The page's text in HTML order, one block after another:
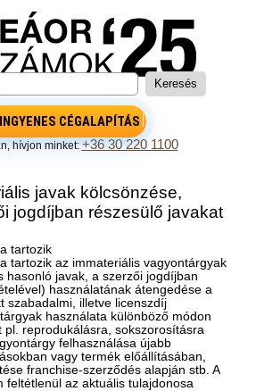
INGYENES CÉGALAPÍTÁS
hívjon minket: +36 30 220 1100
javak kölcsönzése,
jogdíjban részesülő javakat
tartozik
tartozik az immateriális vagyontárgyak
hasonló javak, a szerzői jogdíjban
használatának átengedése a
szabadalmi, illetve licenszdíj
használata különböző módon
pl. reprodukálásra, sokszorosításra
felhasználása újabb
vagy termék előállításában,
franchise-szerződés alapján stb. A
feltétlenül az aktuális tulajdonosa